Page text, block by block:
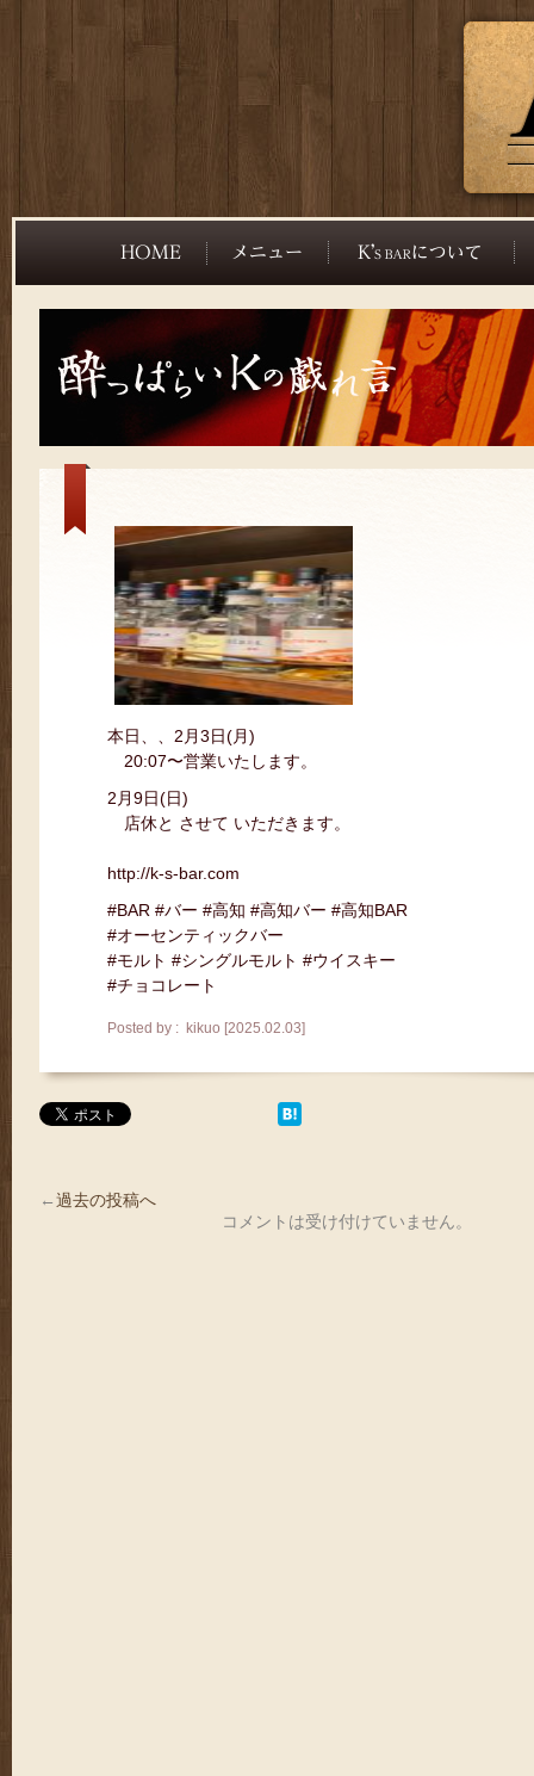
本日、、2月3日(月)
20:07〜営業いたします。
2月9日(日)
店休と させて いただきます。
http://k-s-bar.com
#BAR #バー #高知 #高知バー #高知BAR
#オーセンティックバー
#モルト #シングルモルト #ウイスキー
#チョコレート
Posted by : kikuo [2025.02.03]
←過去の投稿へ
コメントは受け付けていません。